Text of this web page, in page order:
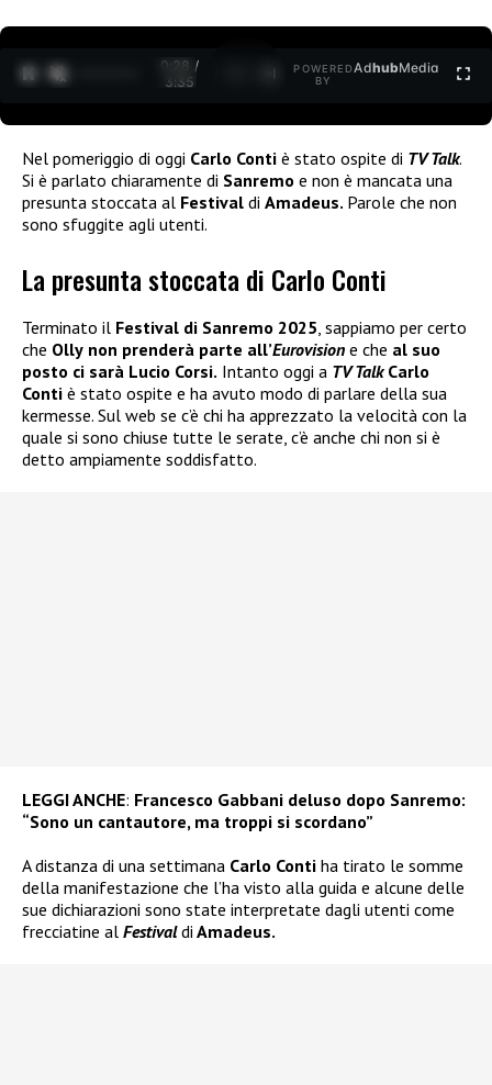
0:30 /
3:35
POWERED
BY
AdhubMedia
Nel pomeriggio di oggi Carlo Conti è stato ospite di TV Talk.
Si è parlato chiaramente di Sanremo e non è mancata una
presunta stoccata al Festival di Amadeus. Parole che non
sono sfuggite agli utenti.
La presunta stoccata di Carlo Conti
Terminato il Festival di Sanremo 2025, sappiamo per certo
che Olly non prenderà parte all’Eurovision e che al suo
posto ci sarà Lucio Corsi. Intanto oggi a TV Talk Carlo
Conti è stato ospite e ha avuto modo di parlare della sua
kermesse. Sul web se c’è chi ha apprezzato la velocità con la
quale si sono chiuse tutte le serate, c’è anche chi non si è
detto ampiamente soddisfatto.
LEGGI ANCHE: Francesco Gabbani deluso dopo Sanremo:
“Sono un cantautore, ma troppi si scordano”
A distanza di una settimana Carlo Conti ha tirato le somme
della manifestazione che l’ha visto alla guida e alcune delle
sue dichiarazioni sono state interpretate dagli utenti come
frecciatine al Festivaldi Amadeus.